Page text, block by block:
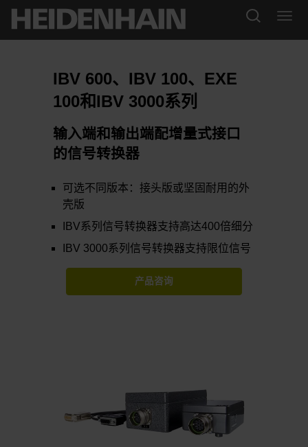
IBV 600、IBV 100、EXE
100和IBV 3000系列
输入端和输出端配增量式接口
的信号转换器
可选不同版本：接头版或坚固耐用的外
壳版
IBV系列信号转换器支持高达400倍细分
IBV 3000系列信号转换器支持限位信号
产品咨询